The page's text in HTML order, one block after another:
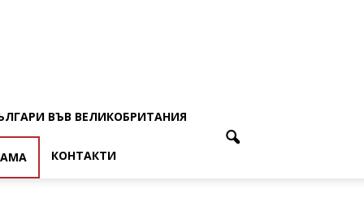
ВЪВ ВЕЛИКОБРИТАНИЯ
КОНТАКТИ